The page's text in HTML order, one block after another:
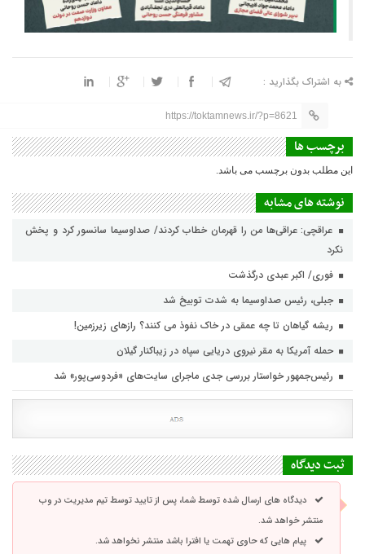
به اشتراک بگذارید :
https://toktamnews.ir/?p=8621
برچسب ها
این مطلب بدون برچسب می باشد.
نوشته های مشابه
عراقچی: عراقی‌ها من را قهرمان خطاب کردند/ صداوسیما سانسور کرد و پخش
نکرد
فوری/ اکبر عبدی درگذشت
جبلی، رئیس صداوسیما به شدت توبیخ شد
ریشه گیاهان تا چه عمقی در خاک نفوذ می کنند؟ رازهای زیرزمین!
حمله آمریکا به مقر نیروی دریایی سپاه در زیباکنار گیلان
رئیس‌جمهور خواستار بررسی جدی ماجرای سایت‌های «فردوسی‌پور» شد
ثبت دیدگاه
دیدگاه های ارسال شده توسط شما، پس از تایید توسط تیم مدیریت در وب
منتشر خواهد شد.
پیام هایی که حاوی تهمت یا افترا باشد منتشر نخواهد شد.